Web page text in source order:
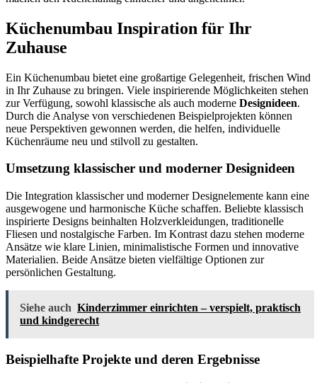
Küchenumbau Inspiration für Ihr
Zuhause
Ein Küchenumbau bietet eine großartige Gelegenheit, frischen Wind
in Ihr Zuhause zu bringen. Viele inspirierende Möglichkeiten stehen
zur Verfügung, sowohl klassische als auch moderne Designideen.
Durch die Analyse von verschiedenen Beispielprojekten können
neue Perspektiven gewonnen werden, die helfen, individuelle
Küchenräume neu und stilvoll zu gestalten.
Umsetzung klassischer und moderner Designideen
Die Integration klassischer und moderner Designelemente kann eine
ausgewogene und harmonische Küche schaffen. Beliebte klassisch
inspirierte Designs beinhalten Holzverkleidungen, traditionelle
Fliesen und nostalgische Farben. Im Kontrast dazu stehen moderne
Ansätze wie klare Linien, minimalistische Formen und innovative
Materialien. Beide Ansätze bieten vielfältige Optionen zur
persönlichen Gestaltung.
Siehe auch Kinderzimmer einrichten – verspielt, praktisch
und kindgerecht
Beispielhafte Projekte und deren Ergebnisse